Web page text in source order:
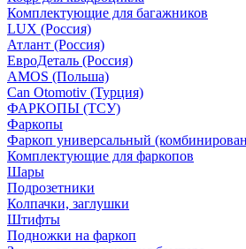
Комплектующие для багажников
LUX (Россия)
Атлант (Россия)
ЕвроДеталь (Россия)
AMOS (Польша)
Can Otomotiv (Турция)
ФАРКОПЫ (ТСУ)
Фаркопы
Фаркоп универсальный
Комплектующие для фаркопов
Шары
Подрозетники
Колпачки, заглушки
Штифты
Подножки на фаркоп